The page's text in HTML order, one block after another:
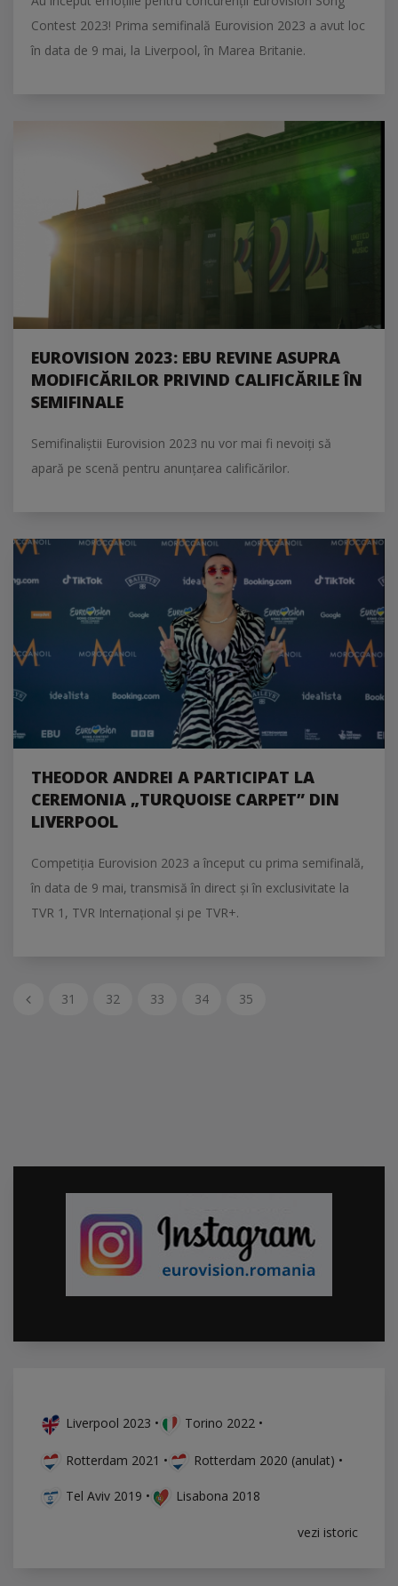
Contest 2023! Prima semifinală Eurovision 2023 a avut loc
în data de 9 mai, la Liverpool, în Marea Britanie.
EUROVISION 2023: EBU REVINE ASUPRA
MODIFICĂRILOR PRIVIND CALIFICĂRILE ÎN
SEMIFINALE
Semifinaliștii Eurovision 2023 nu vor mai fi nevoiți să
apară pe scenă pentru anunțarea calificărilor.
THEODOR ANDREI A PARTICIPAT LA
CEREMONIA „TURQUOISE CARPET” DIN
LIVERPOOL
Competiţia Eurovision 2023 a început cu prima semifinală,
în data de 9 mai, transmisă în direct şi în exclusivitate la
TVR 1, TVR Internațional și pe TVR+.
31 32 33 34 35
Liverpool 2023 • Torino 2022 •
Rotterdam 2021 • Rotterdam 2020 (anulat) •
Tel Aviv 2019 • Lisabona 2018
vezi istoric